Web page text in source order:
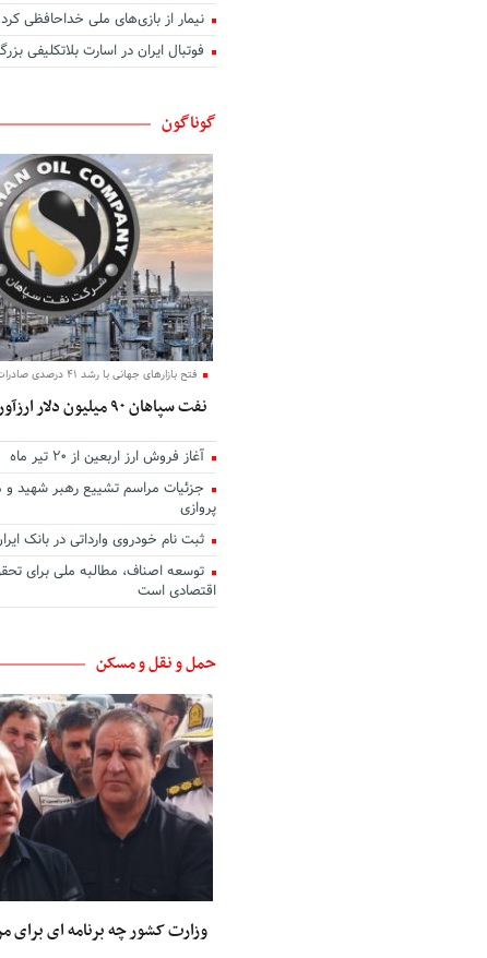
اگر عاشق کسی دیگر شوم
بوی تو
دوست داشتن
نخستین نگاه
تو نیستی که ببینی
من و تو، درخت و بارون
مهربانی را بیاموزیم
یک روز می‌آیی که من
زیبا
دل روشنی دارم ای عشق
نیمار از بازی‌های ملی خداحافظی کرد
فوتبال ایران در اسارت بلاتکلیفی
گوناگون
فتح بازارهای جهانی با رشد ۴۱ درصدی صادرات؛
نفت سپاهان ۹۰ میلیون دلار ارزآوری کرد
آغاز فروش ارز اربعین از ۲۰ تیر ماه
جزئیات مراسم تشییع رهبر شهید
پروازی
ثبت نام خودروی وارداتی در بانک
توسعه اصناف، مطالبه ملی برای
اقتصادی است
حمل و نقل و مسکن
وزارت کشور چه برنامه ای برای